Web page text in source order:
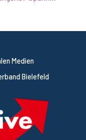
Bielefeld
Medien